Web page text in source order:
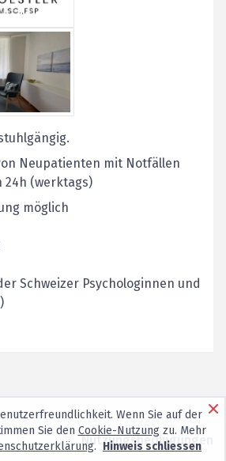
Neupatienten mit Notfällen
24h (werktags)
möglich
Schweizer Psychologinnen und
Nutzungsbedingungen
Wenn Sie auf der
Sie den Cookie-Nutzungzu. Mehr
. Hinweis schliessen